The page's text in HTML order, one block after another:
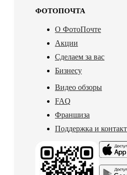
ФОТОПОЧТА
О ФотоПочте
Акции
Сделаем за вас
Бизнесу
Видео обзоры
FAQ
Франшиза
Поддержка и